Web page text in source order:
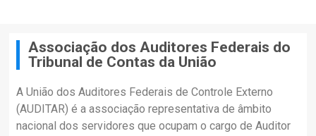
Associação dos Auditores Federais do
Tribunal de Contas da União
A União dos Auditores Federais de Controle Externo
(AUDITAR) é a associação representativa de âmbito
nacional dos servidores que ocupam o cargo de Auditor